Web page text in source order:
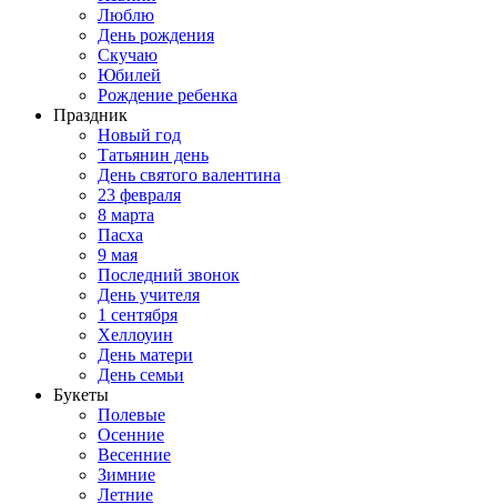
Люблю
День рождения
Скучаю
Юбилей
Рождение ребенка
Праздник
Новый год
Татьянин день
День святого валентина
23 февраля
8 марта
Пасха
9 мая
Последний звонок
День учителя
1 сентября
Хеллоуин
День матери
День семьи
Букеты
Полевые
Осенние
Весенние
Зимние
Летние